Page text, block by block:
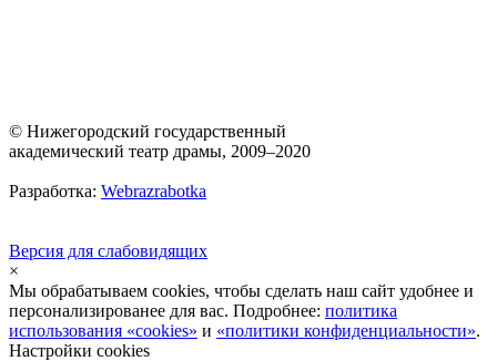
© Нижегородский государственный
академический театр драмы, 2009–2020
Разработка: Webrazrabotka
Версия для слабовидящих
×
Мы обрабатываем cookies, чтобы сделать наш сайт удобнее и
персонализированее для вас. Подробнее: политика
использования «cookies» и «политики конфиденциальности».
Настройки cookies